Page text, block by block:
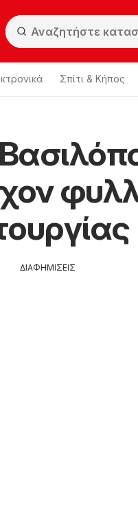
Σπίτι & Κήπος
ΔΙΑΦΗΜΙΣΕΙΣ